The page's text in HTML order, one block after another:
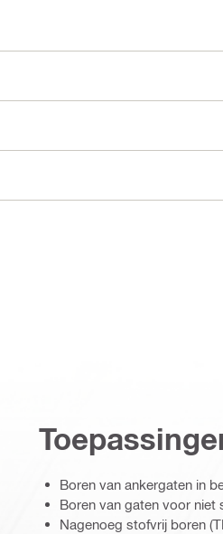
Boren van ankergaten in
Boren van gaten voor niet
Nagenoeg stofvrij boren